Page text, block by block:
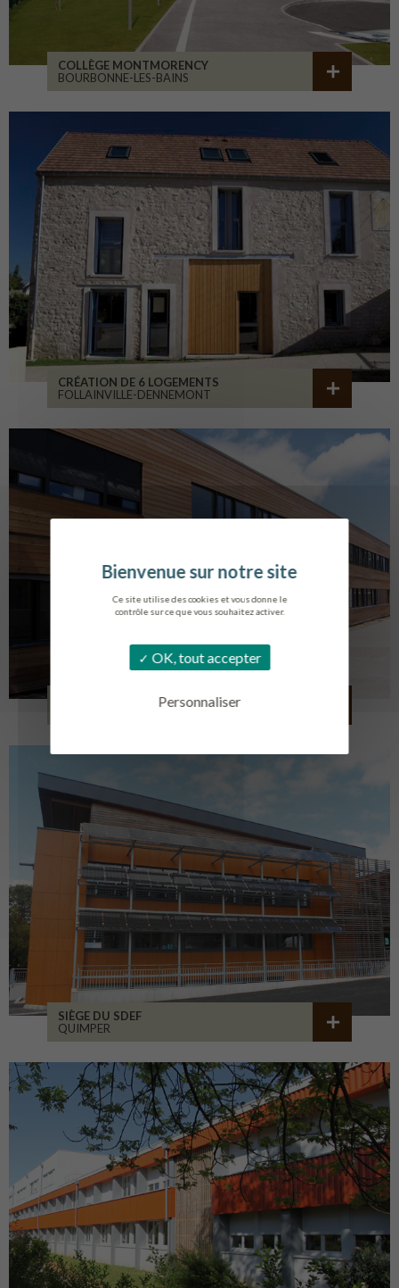
Ce site utilise des cookies et vous donne le
contrôle sur ce que vous souhaitez activer.
OK, tout accepter
Personnaliser
COLLÈGE MONTMORENCY
BOURBONNE-LES-BAINS
CRÉATION DE 6 LOGEMENTS
FOLLAINVILLE-DENNEMONT
LYCÉE ALBERT SOREL
SIÈGE DU SDEF
QUIMPER